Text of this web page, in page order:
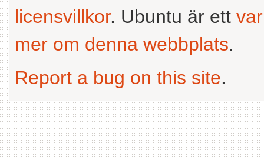
licensvillkor. Ubuntu är ett
mer om denna webbplats.
Report a bug on this site.